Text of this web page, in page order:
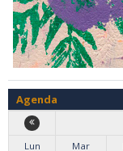
Agenda
Lun
Mar